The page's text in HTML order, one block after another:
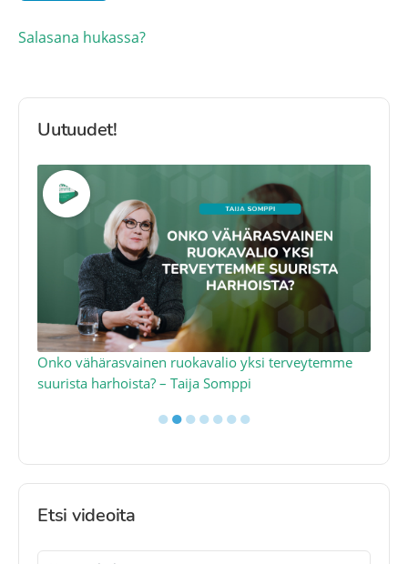
Salasana hukassa?
Uutuudet!
Onko vähärasvainen ruokavalio yksi terveytemme
suurista harhoista? – Taija Somppi
●●●●●●●
Etsi videoita